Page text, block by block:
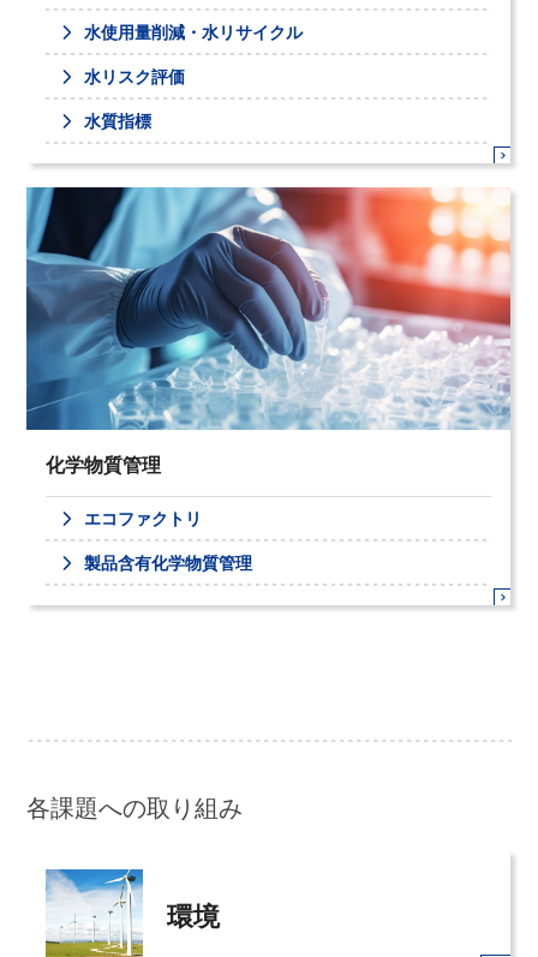
水使用量削減・水リサイクル
水リスク評価
水質指標
化学物質管理
エコファクトリ
製品含有化学物質管理
各課題への取り組み
環境